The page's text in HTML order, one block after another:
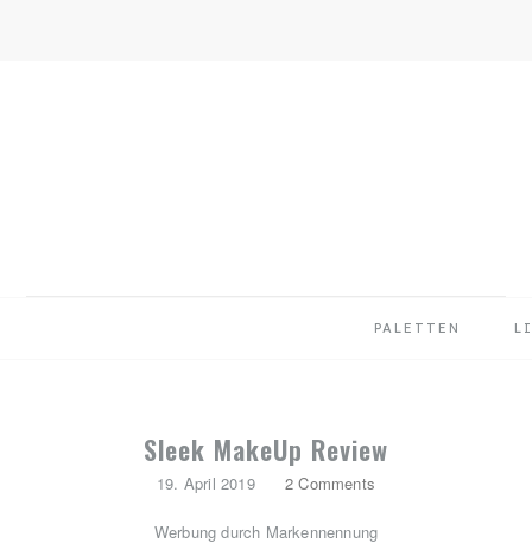
PALETTEN
Sleek MakeUp Review
19. April 2019 2 Comments
Werbung durch Markennennung